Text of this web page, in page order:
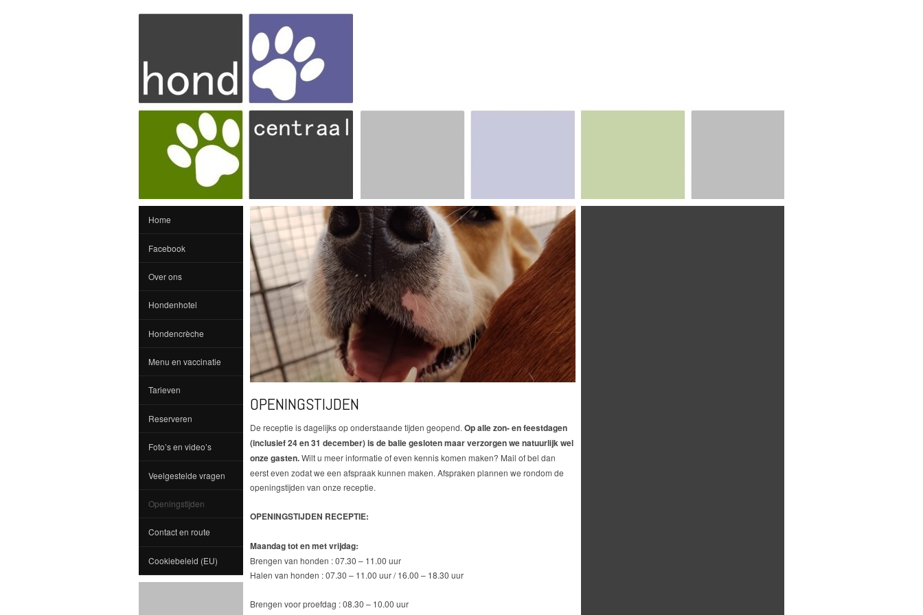
Home
Facebook
Over ons
Hondenhotel
Hondencrèche
Menu en vaccinatie
Tarieven
Reserveren
Foto’s en video’s
Veelgestelde vragen
Openingstijden
Contact en route
Cookiebeleid (EU)
OPENINGSTIJDEN
De receptie is dagelijks op onderstaande tijden geopend. Op alle zon- en feestdagen
(inclusief 24 en 31 december) is de balie gesloten maar verzorgen we natuurlijk wel
onze gasten.Wilt u meer informatie of even kennis komen maken? Mail of bel dan
eerst even zodat we een afspraak kunnen maken. Afspraken plannen we rondom de
openingstijden van onze receptie.
OPENINGSTIJDEN RECEPTIE:
Maandag tot en met vrijdag:
Brengen van honden : 07.30 – 11.00 uur
Halen van honden : 07.30 – 11.00 uur / 16.00 – 18.30 uur
Brengen voor proefdag : 08.30 – 10.00 uur